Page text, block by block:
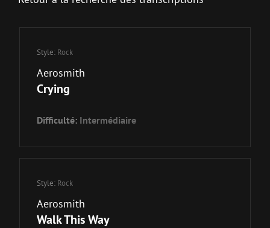
Style: Rock
Aerosmith
Crying
Difficulté: Intermédiaire
Style: Rock
Aerosmith
Walk This Way